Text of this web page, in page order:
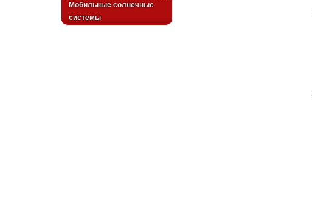
Мобильные солнечные
системы